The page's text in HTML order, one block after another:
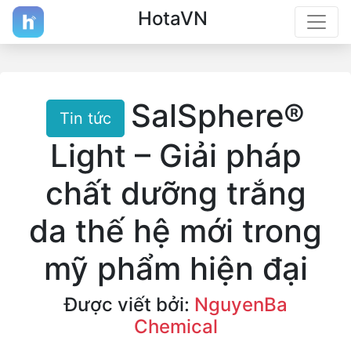
HotaVN
Tin tức
SalSphere®
Light – Giải pháp
chất dưỡng trắng
da thế hệ mới trong
mỹ phẩm hiện đại
Được viết bởi: NguyenBa
Chemical